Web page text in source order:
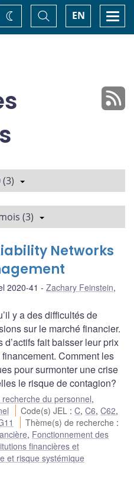
EN
Basculer
la
recherche
Changez
de
(3)
(3)
Networks
2020-41 Zachary Feinstein,
y a des difficultés de
sur le marché financier.
fait baisser leur prix
Comment les
pour surmonter une crise
le risque de contagion?
du personnel,
Code(s) JEL :C,C6,C62,
Thème(s) de recherche :
, Fonctionnement des
financières et
et risque systémique